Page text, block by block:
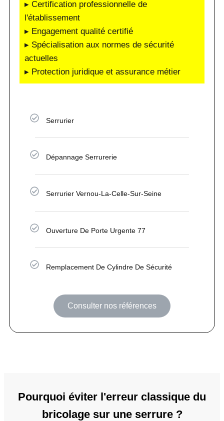
▸ Certification professionnelle de
l'établissement
▸ Engagement qualité certifié
▸ Spécialisation aux normes de sécurité
actuelles
▸ Protection juridique et assurance métier
Serrurier
Dépannage Serrurerie
Serrurier Vernou-La-Celle-Sur-Seine
Ouverture De Porte Urgente 77
Remplacement De Cylindre De Sécurité
Consulter nos références
Pourquoi éviter l'erreur classique du
bricolage sur une serrure ?